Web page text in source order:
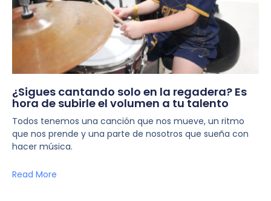
¿Sigues cantando solo en la regadera? Es
hora de subirle el volumen a tu talento
Todos tenemos una canción que nos mueve, un ritmo
que nos prende y una parte de nosotros que sueña con
hacer música.
Read More